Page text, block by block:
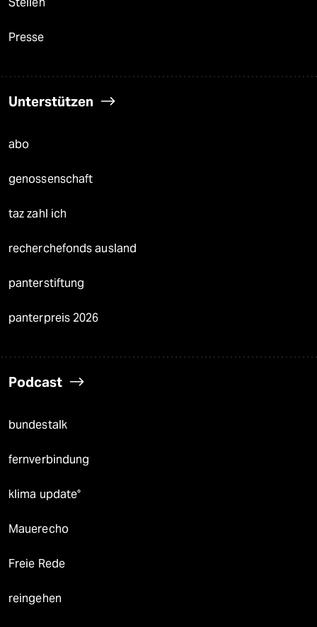
Stellen
Presse
Unterstützen
abo
genossenschaft
taz zahl ich
recherchefonds ausland
panterstiftung
panterpreis 2026
Podcast
bundestalk
fernverbindung
klima update°
Mauerecho
Freie Rede
reingehen